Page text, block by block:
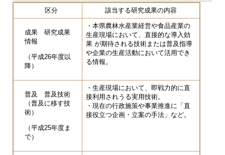
区分 該当する研究成果の内容
成果 研究成果
情報
（平成26年度以
降）
・本県農林水産業経営や食品産業の
生産現場において、直接的な導入効
果 が期待される技術または普及指導
や企業の生産活動において活用でき
る情報。
普及 普及技術
（普及に移す技
術）
（平成25年度ま
で）
・生産現場において、即戦力的に直
接利用されうる実用技術。
・現在の行政施策や事業推進に「直
接役立つ企画・立案の手法」など。